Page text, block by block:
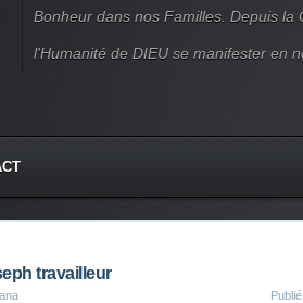
Bonheur dans nos Familles. Depuis la
l'Humanité de DIEU se manifester en
travailleur